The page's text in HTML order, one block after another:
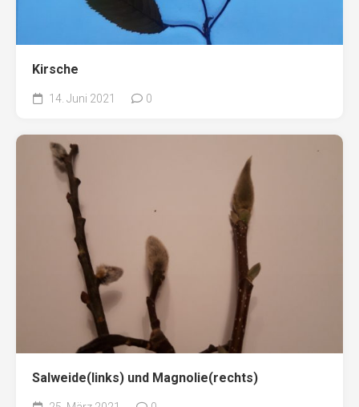
Kirsche
14. Juni 2021 0
Salweide(links) und Magnolie(rechts)